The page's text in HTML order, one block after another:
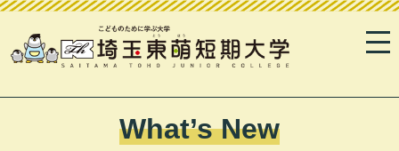
What’s New